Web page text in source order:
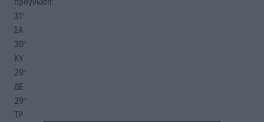
31°
ΣΑ
30°
ΚΥ
29°
ΔΕ
29°
ΤΡ